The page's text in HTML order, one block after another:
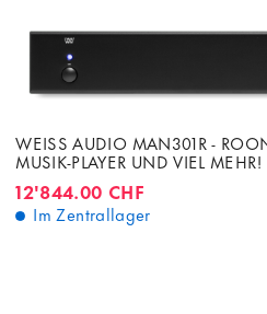
WEISS AUDIO MAN301R -
MUSIK-PLAYER UND VIEL MEHR!
12'844.00 CHF
Im Zentrallager